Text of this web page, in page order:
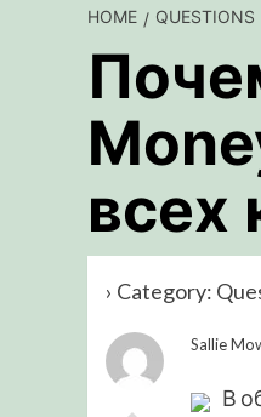
HOME QUESTIONS
всех
› Category:
Sallie
В